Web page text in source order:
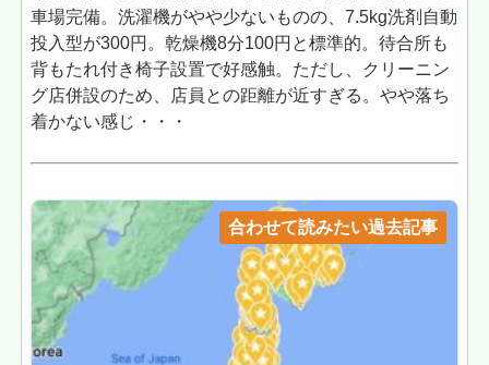
車場完備。洗濯機がやや少ないものの、7.5kg洗剤自動
投入型が300円。乾燥機8分100円と標準的。待合所も
背もたれ付き椅子設置で好感触。ただし、クリーニン
グ店併設のため、店員との距離が近すぎる。やや落ち
着かない感じ・・・
合わせて読みたい過去記事